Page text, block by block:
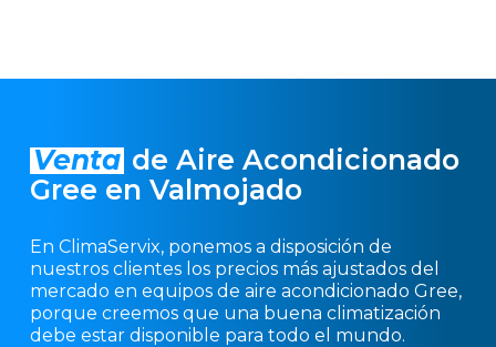
Venta de Aire Acondicionado
Gree en Valmojado
En ClimaServix, ponemos a disposición de
nuestros clientes los precios más ajustados del
mercado en equipos de aire acondicionado Gree,
porque creemos que una buena climatización
debe estar disponible para todo el mundo.